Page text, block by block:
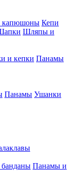
капюшоны Кепи
Шляпы и
и кепки Панамы
Панамы Ушанки
Панамы и